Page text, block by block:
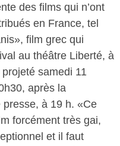
des films qui n’ont
en France, tel
film grec qui
au théâtre Liberté, à
samedi 11
après la
presse, à 19 h. «Ce
forcément très gai,
et il faut